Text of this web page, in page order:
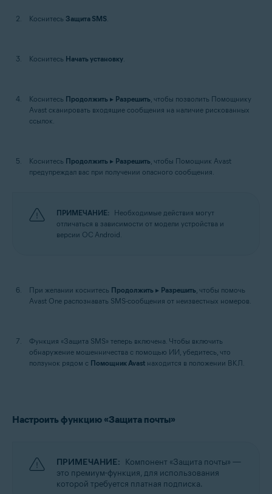
Коснитесь Защита SMS.
Коснитесь Начать установку.
Коснитесь Продолжить ▸ Разрешить, чтобы позволить Помощнику
Avast сканировать входящие сообщения на наличие рискованных
ссылок.
Коснитесь Продолжить ▸ Разрешить, чтобы Помощник Avast
предупреждал вас при получении опасного сообщения.
ПРИМЕЧАНИЕ:
Необходимые действия могут
отличаться в зависимости от модели устройства и
версии ОС Android.
При желании коснитесь Продолжить ▸ Разрешить, чтобы помочь
Avast One распознавать SMS-сообщения от неизвестных номеров.
Функция «Защита SMS» теперь включена. Чтобы включить
обнаружение мошенничества с помощью ИИ, убедитесь, что
ползунок рядом с Помощник Avast находится в положении ВКЛ.
Настроить функцию «Защита почты»
ПРИМЕЧАНИЕ: Компонент «Защита почты» —
это премиум-функция, для использования
которой требуется платная подписка.